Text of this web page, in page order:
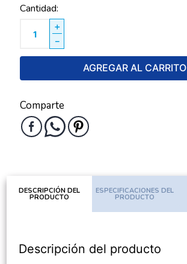
Cantidad
＋
－
AGREGAR AL CARRITO
Comparte
DESCRIPCIÓN DEL
PRODUCTO
ESPECIFICACIONES DEL
PRODUCTO
Descripción del producto